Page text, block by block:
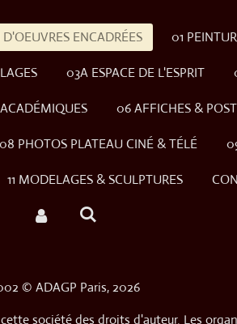
ENCADRÉES 01
03A ESPACE DE L'ESPRIT
06 AFFICHES &
08 PHOTOS PLATEAU CINÉ & TÉLÉ
11 MODELAGES & SCULPTURES
© ADAGP Paris, 2026
société des droits d'auteur. Les